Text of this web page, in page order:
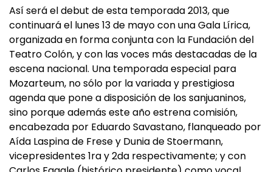
Así será el debut de esta temporada 2013, que
continuará el lunes 13 de mayo con una Gala Lírica,
organizada en forma conjunta con la Fundación del
Teatro Colón, y con las voces más destacadas de la
escena nacional. Una temporada especial para
Mozarteum, no sólo por la variada y prestigiosa
agenda que pone a disposición de los sanjuaninos,
sino porque además este año estrena comisión,
encabezada por Eduardo Savastano, flanqueado por
Aída Laspina de Frese y Dunia de Stoermann,
vicepresidentes 1ra y 2da respectivamente; y con